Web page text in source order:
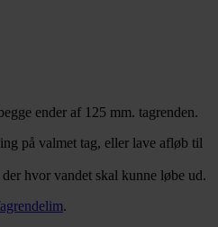
ender af 125 mm. tagrenden.
på valmet tag, eller lave afløb til
hvor vandet skal kunne løbe ud.
.